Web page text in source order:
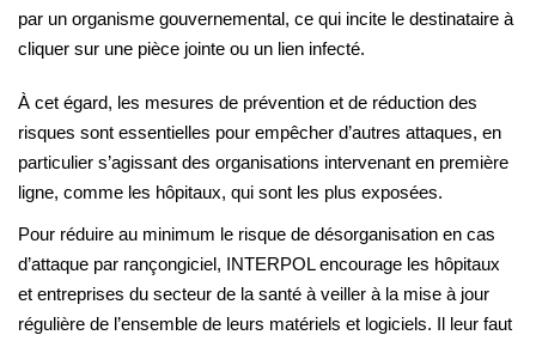
par un organisme gouvernemental, ce qui incite le destinataire à
cliquer sur une pièce jointe ou un lien infecté.
À cet égard, les mesures de prévention et de réduction des
risques sont essentielles pour empêcher d’autres attaques, en
particulier s’agissant des organisations intervenant en première
ligne, comme les hôpitaux, qui sont les plus exposées.
Pour réduire au minimum le risque de désorganisation en cas
d’attaque par rançongiciel, INTERPOL encourage les hôpitaux
et entreprises du secteur de la santé à veiller à la mise à jour
régulière de l’ensemble de leurs matériels et logiciels. Il leur faut